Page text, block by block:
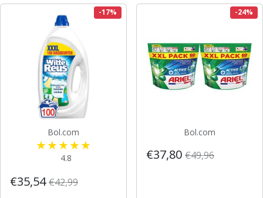
-17%
Bol.com
4.8
€35,54€42,99
-24%
Bol.com
€37,80 €49,96